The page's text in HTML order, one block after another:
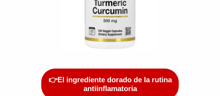
👉El ingrediente dorado de la rutina
antiinflamatoria